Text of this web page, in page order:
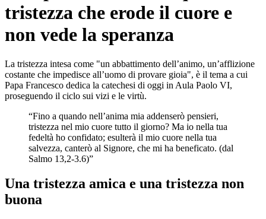
tristezza che erode il cuore e
non vede la speranza
La tristezza intesa come "un abbattimento dell’animo, un’afflizione
costante che impedisce all’uomo di provare gioia", è il tema a cui
Papa Francesco dedica la catechesi di oggi in Aula Paolo VI,
proseguendo il ciclo sui vizi e le virtù.
“Fino a quando nell’anima mia addenserò pensieri,
tristezza nel mio cuore tutto il giorno? Ma io nella tua
fedeltà ho confidato; esulterà il mio cuore nella tua
salvezza, canterò al Signore, che mi ha beneficato. (dal
Salmo 13,2-3.6)”
Una tristezza amica e una tristezza non
buona